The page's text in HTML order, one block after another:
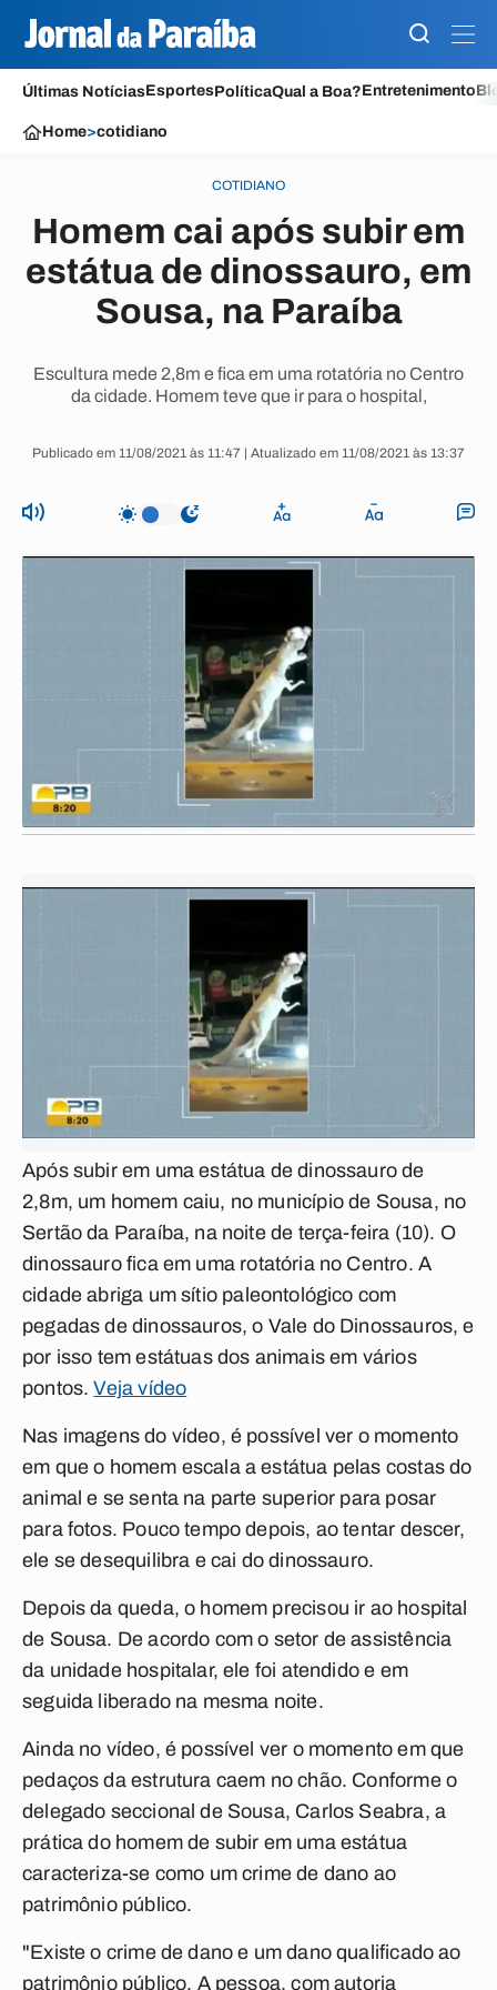
Últimas NotíciasEsportesPolíticaQual a Boa?Entretenimento
Home>cotidiano
COTIDIANO
Homem cai após subir em
estátua de dinossauro, em
Sousa, na Paraíba
Escultura mede 2,8m e fica em uma rotatória no Centro
da cidade. Homem teve que ir para o hospital,
Publicado em 11/08/2021 às 11:47 | Atualizado em 11/08/2021 às 13:37
Após subir em uma estátua de dinossauro de
2,8m, um homem caiu, no município de Sousa, no
Sertão da Paraíba, na noite de terça-feira (10). O
dinossaurofica em uma rotatória no Centro. A
cidade abriga umsítio paleontológico com
pegadas de dinossauros, o Vale do Dinossauros, e
por isso tem estátuas dos animais em vários
pontos.Veja vídeo
Nas imagens do vídeo, é possível ver o momento
em que o homem escala a estátua pelas costas do
animal e se senta na parte superior para posar
para fotos. Pouco tempo depois, ao tentar descer,
ele se desequilibra e cai do dinossauro.
Depois da queda, o homem precisou ir ao hospital
de Sousa. De acordo com o setor de assistência
da unidade hospitalar, ele foi atendido e em
seguida liberado na mesma noite.
Ainda no vídeo, é possível ver o momento em que
pedaços da estrutura caem no chão. Conforme o
delegado seccional de Sousa, Carlos Seabra, a
prática do homem de subir em uma estátua
caracteriza-se como um crime de dano ao
patrimônio público.
"Existe o crime de dano e um dano qualificado ao
patrimônio público. A pessoa, com autoria